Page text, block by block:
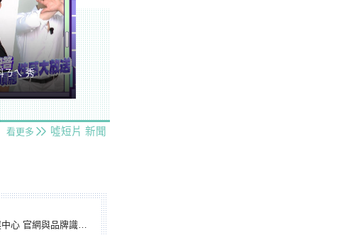
ㄋㄟ 秀
看更多 噓短片 新聞
與品牌識別標誌重磅啟用